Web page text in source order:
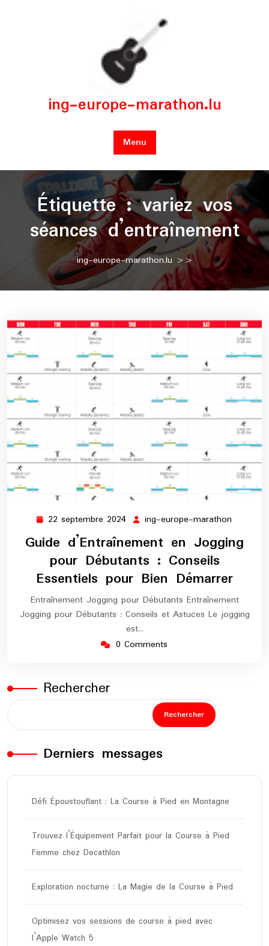
ing-europe-marathon.lu
Menu
Étiquette :variez vos
séances d’entraînement
ing-europe-marathon.lu >>
22 septembre 2024 22
septembre
2024
ing-europe-marathon
Guide d’Entraînement en Jogging
pour Débutants : Conseils
Essentiels pour Bien Démarrer
Entraînement Jogging pour Débutants Entraînement
Jogging pour Débutants : Conseils et Astuces Le jogging
est…
0 Comments
Rechercher
Rechercher
Derniers messages
Défi Époustouflant : La Course à Pied en Montagne
Trouvez l’Équipement Parfait pour la Course à Pied
Femme chez Decathlon
Exploration nocturne : La Magie de la Course à Pied
Optimisez vos sessions de course à pied avec
l’Apple Watch 5